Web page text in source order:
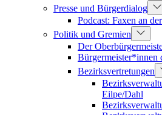
Presse und Bürgerdialog
Podcast: Faxen an
Politik und Gremien
Der
Bürgermeister*innen
Bezirksvertretungen
Eilpe/Dahl